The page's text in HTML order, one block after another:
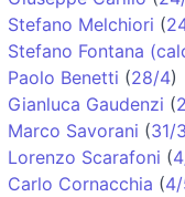
Stefano Melchiori (
Stefano Fontana
Paolo Benetti (28/4)
Gianluca Gaudenzi (
Marco Savorani (31/3
Lorenzo Scarafoni (
Carlo Cornacchia (